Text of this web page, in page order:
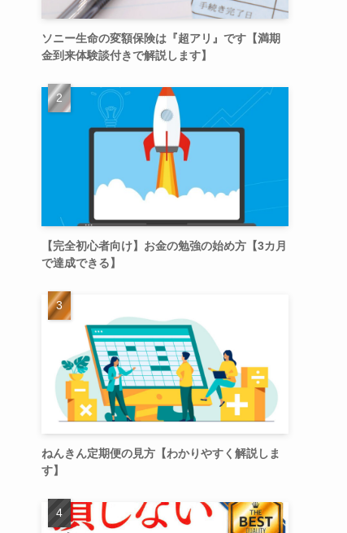
ソニー生命の変額保険は『超アリ』です【満期
金到来体験談付きで解説します】
【完全初心者向け】お金の勉強の始め方【3カ月
で達成できる】
ねんきん定期便の見方【わかりやすく解説しま
す】